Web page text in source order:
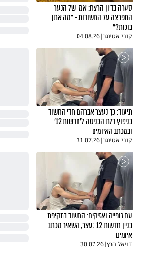
סערה בדיון הרצח: אמו של הנער
התפרצה על החשודות - "מה אתן
בוכות?"
קובי אטינגר|
04.08.26
תיעוד: כך נעצר אברהם חדי החשוד
בניפוץ דלת הכניסה ל׳חדשות 12׳
ובמכתב האיומים
קובי אטינגר|
31.07.26
עם גופייה ואזיקים: החשוד בתקיפת
בניין חדשות 12 נעצר, השאיר מכתב
איומים
דניאל הרץ|
30.07.26